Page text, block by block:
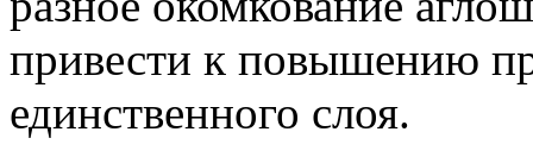
привести к повышению
единственного слоя.